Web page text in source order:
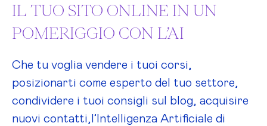
IL TUO SITO ONLINE IN UN
POMERIGGIO CON L’AI
Che tu voglia vendere i tuoi corsi,
posizionarti come esperto del tuo settore,
condividere i tuoi consigli sul blog, acquisire
nuovi contatti,l’Intelligenza Artificiale di